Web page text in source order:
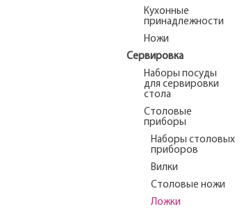
Кухонные
принадлежности
Ножи
Сервировка
Наборы посуды
для сервировки
стола
Столовые
приборы
Наборы столовых
приборов
Вилки
Столовые ножи
Ложки